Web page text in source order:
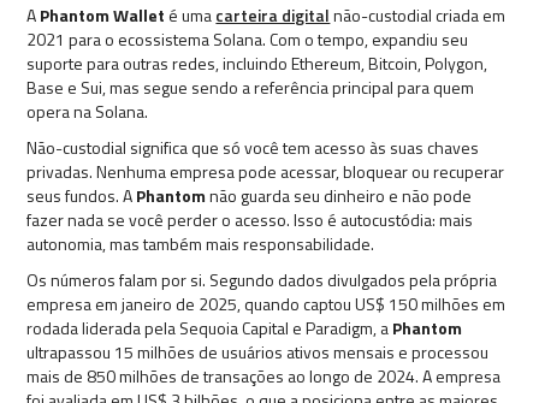
APhantom Wallet é umacarteira digitalnão-custodial criada em
2021 para o ecossistema Solana. Com o tempo, expandiu seu
suporte para outras redes, incluindo Ethereum, Bitcoin, Polygon,
Base e Sui, mas segue sendo a referência principal para quem
opera na Solana.
Não-custodial significa que só você tem acesso às suas chaves
privadas. Nenhuma empresa pode acessar, bloquear ou recuperar
seus fundos. APhantomnão guarda seu dinheiro e não pode
fazer nada se você perder o acesso. Isso é autocustódia: mais
autonomia, mas também mais responsabilidade.
Os números falam por si. Segundo dados divulgados pela própria
empresa em janeiro de 2025, quando captou US$ 150 milhões em
rodada liderada pela Sequoia Capital e Paradigm, aPhantom
ultrapassou 15 milhões de usuários ativos mensais e processou
mais de 850 milhões de transações ao longo de 2024. A empresa